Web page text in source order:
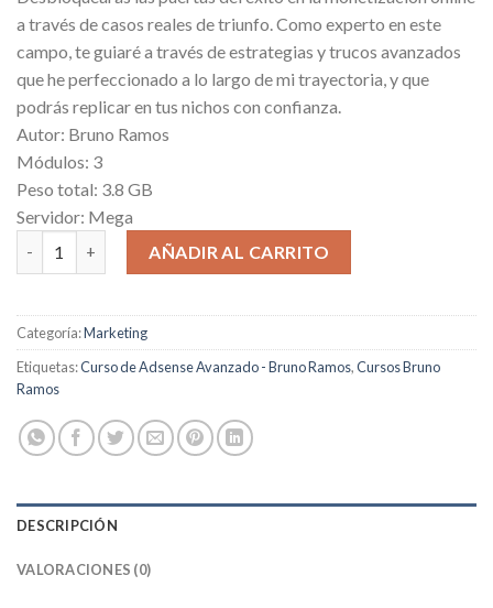
a través de casos reales de triunfo. Como experto en este
campo, te guiaré a través de estrategias y trucos avanzados
que he perfeccionado a lo largo de mi trayectoria, y que
podrás replicar en tus nichos con confianza.
Autor: Bruno Ramos
Módulos: 3
Peso total: 3.8 GB
Servidor: Mega
Curso de Adsense Avanzado cantidad
AÑADIR AL CARRITO
Categoría:Marketing
Etiquetas:Curso de Adsense Avanzado - Bruno Ramos,Cursos Bruno
Ramos
DESCRIPCIÓN
VALORACIONES (0)